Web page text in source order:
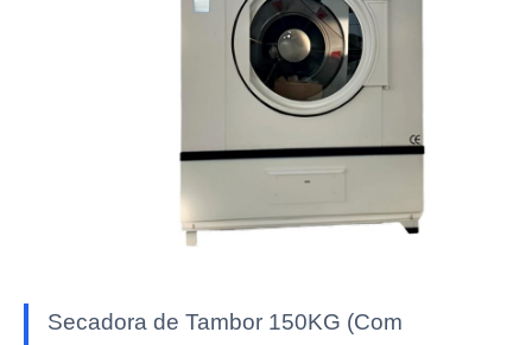
Secadora de Tambor 150KG (Com